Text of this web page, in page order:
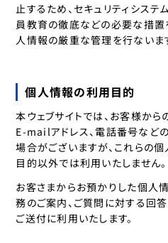
止するため、セキュリティシステ
員教育の徹底などの必要な措置
人情報の厳重な管理を行ないま
個人情報の利用目的
本ウェブサイトでは、お客様から
E-mailアドレス、電話番号など
場合がございますが、これらの
目的以外では利用いたしません。
お客さまからお預かりした個人
務のご案内、ご質問に対する回
ご送付に利用いたします。